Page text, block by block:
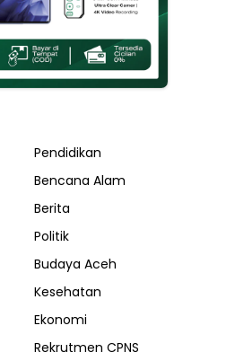
Pendidikan
Bencana Alam
Berita
Politik
Budaya Aceh
Kesehatan
Ekonomi
Rekrutmen CPNS